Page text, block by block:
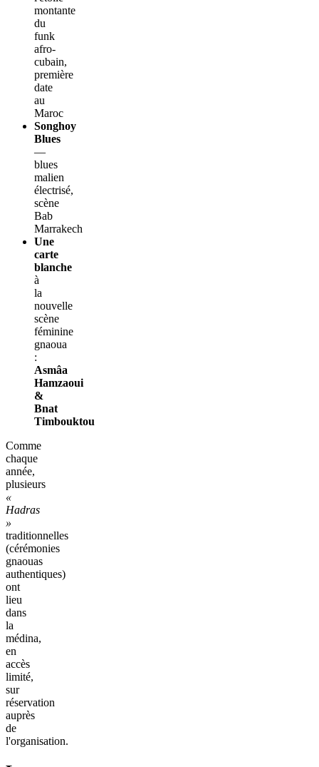
montante
du
funk
afro-
cubain,
première
date
au
Maroc
Songhoy
Blues
—
blues
malien
électrisé,
scène
Bab
Marrakech
Une
carte
blanche
à
la
nouvelle
scène
féminine
gnaoua
:
Asmâa
Hamzaoui
&
Bnat
Timbouktou
Comme
chaque
année,
plusieurs
«
Hadras
»
traditionnelles
(cérémonies
gnaouas
authentiques)
ont
lieu
dans
la
médina,
en
accès
limité,
sur
réservation
auprès
de
l'organisation.